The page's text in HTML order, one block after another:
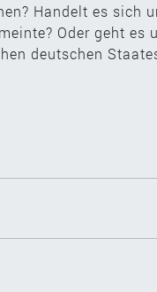
Handelt es sich
Oder geht es
deutschen